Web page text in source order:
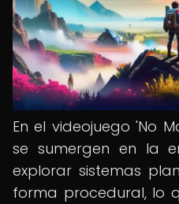
En el videojuego 'No
se sumergen en la
explorar sistemas
forma procedural, lo